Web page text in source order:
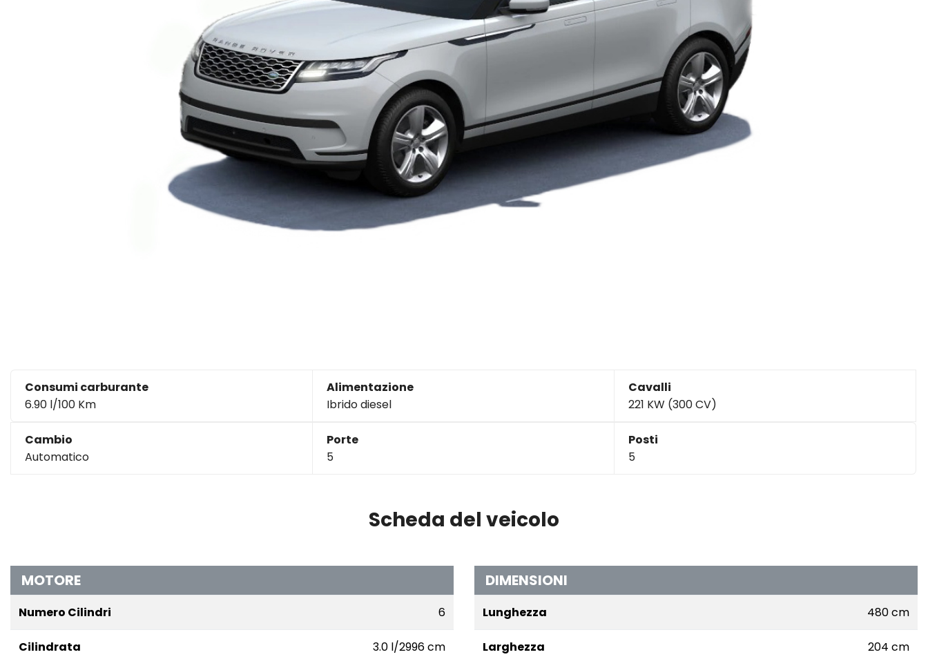
Consumi carburante
6.90 l/100 Km
Alimentazione
Ibrido diesel
Cavalli
221 KW (300 CV)
Cambio
Automatico
Porte
5
Posti
5
Scheda del veicolo
MOTORE
Numero Cilindri 6
Cilindrata 3.0 l/2996 cm
DIMENSIONI
Lunghezza 480 cm
Larghezza 204 cm